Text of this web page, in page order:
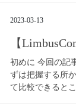
2023-03-13
【
初めに 今回の記
ずは把握する所
て比較できると